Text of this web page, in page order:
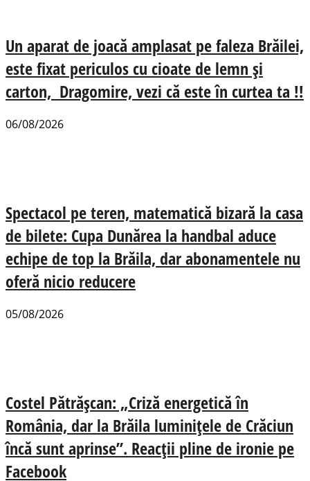
Un aparat de joacă amplasat pe faleza Brăilei,
este fixat periculos cu cioate de lemn și
carton, Dragomire, vezi că este în curtea ta !!
06/08/2026
Spectacol pe teren, matematică bizară la casa
de bilete: Cupa Dunărea la handbal aduce
echipe de top la Brăila, dar abonamentele nu
oferă nicio reducere
05/08/2026
Costel Pătrășcan: „Criză energetică în
România, dar la Brăila luminițele de Crăciun
încă sunt aprinse”. Reacții pline de ironie pe
Facebook